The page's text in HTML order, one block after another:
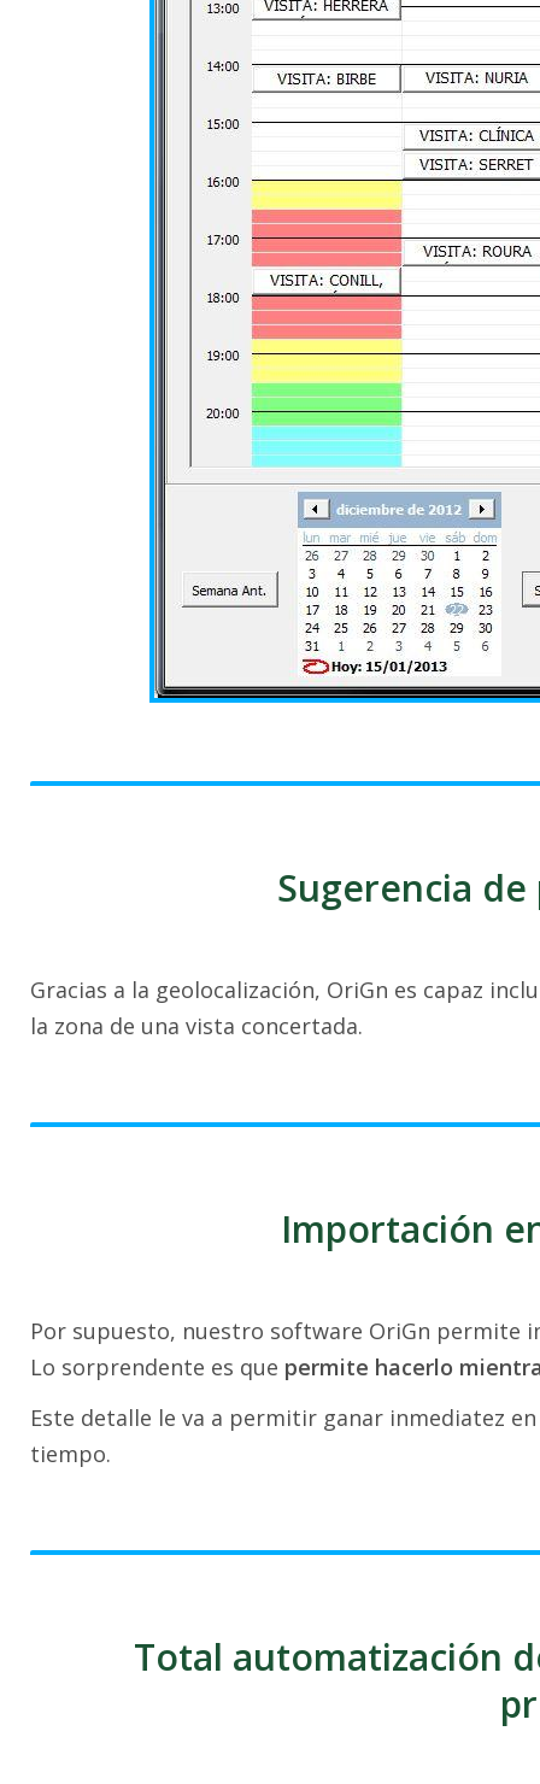
Sugerencia
Gracias a la geolocalización, OriGn es capaz
la zona de una vista concertada.
Importación
Por supuesto, nuestro software OriGn permite
Lo sorprendente es que permite hacerlo
Este detalle le va a permitir ganar inmediatez
tiempo.
Total automatización